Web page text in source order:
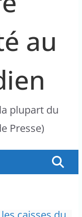
au
plupart du
Presse)